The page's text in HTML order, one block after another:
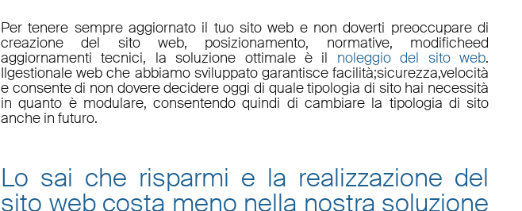
Per tenere sempre aggiornato il tuo sito web e non doverti preoccupare di
creazione del sito web, posizionamento, normative, modificheed
aggiornamenti tecnici, la soluzione ottimale è il noleggio del sito web.
Ilgestionale webche abbiamo sviluppato garantiscefacilità;sicurezza,velocità
e consente di non dovere decidere oggi di quale tipologia di sito hai necessità
in quanto è modulare, consentendo quindi di cambiare la tipologia di sito
anche in futuro.
Lo sai che risparmi e la realizzazione del
sito webcosta meno nella nostra soluzione